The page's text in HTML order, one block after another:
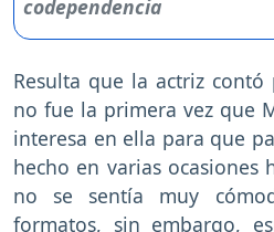
Resulta que la actriz
no fue la primera vez que
interesa en ella para que
hecho en varias ocasiones
no se sentía muy
formatos, sin embargo,